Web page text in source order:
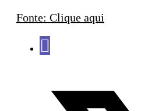
Fonte: Clique aqui